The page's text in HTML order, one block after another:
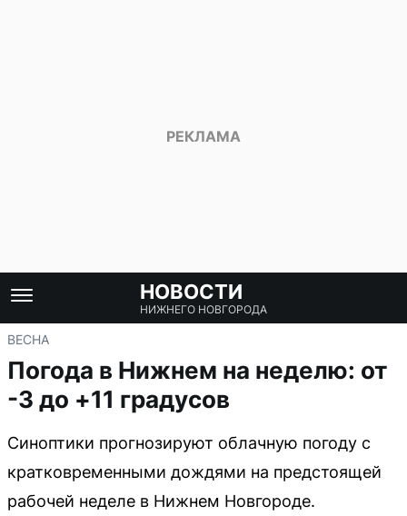
НОВОСТИ
НИЖНЕГО НОВГОРОДА
ВЕСНА
Погода в Нижнем на неделю: от
-3 до +11 градусов
Синоптики прогнозируют облачную погоду с
кратковременными дождями на предстоящей
рабочей неделе в Нижнем Новгороде.